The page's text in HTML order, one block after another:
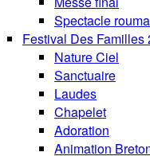
Spectacle
Festival Des
Nature Ciel
Sanctuaire
Laudes
Chapelet
Adoration
Animation